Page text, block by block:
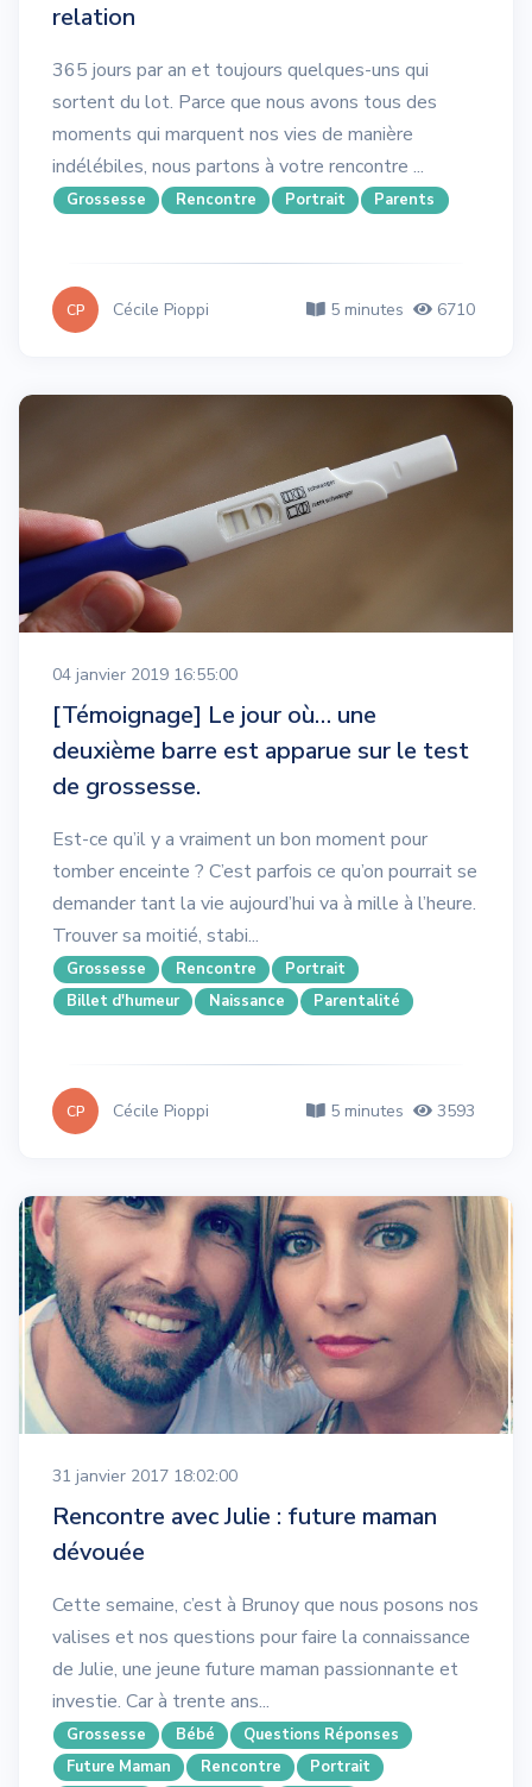
relation
365 jours par an et toujours quelques-uns qui
sortent du lot. Parce que nous avons tous des
moments qui marquent nos vies de manière
indélébiles, nous partons à votre rencontre ...
Grossesse Rencontre Portrait Parents
CP Cécile Pioppi 5 minutes 6710
04 janvier 2019 16:55:00
[Témoignage] Le jour où… une
deuxième barre est apparue sur le test
de grossesse.
Est-ce qu’il y a vraiment un bon moment pour
tomber enceinte ? C’est parfois ce qu’on pourrait se
demander tant la vie aujourd’hui va à mille à l’heure.
Trouver sa moitié, stabi...
Grossesse Rencontre
Portrait
Billet d'humeur
Naissance Parentalité
CP Cécile Pioppi 5 minutes 3593
31 janvier 2017 18:02:00
Rencontre avec Julie : future maman
dévouée
Cette semaine, c’est à Brunoy que nous posons nos
valises et nos questions pour faire la connaissance
de Julie, une jeune future maman passionnante et
investie. Car à trente ans...
Grossesse Bébé
Questions Réponses
Future Maman
Rencontre
Portrait